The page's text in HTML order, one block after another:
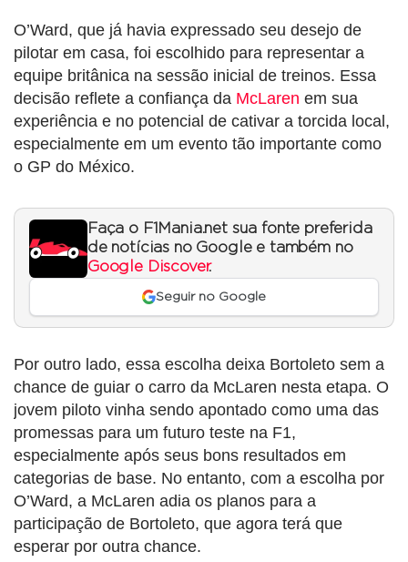
O’Ward, que já havia expressado seu desejo de
pilotar em casa, foi escolhido para representar a
equipe britânica na sessão inicial de treinos. Essa
decisão reflete a confiança da McLaren em sua
experiência e no potencial de cativar a torcida local,
especialmente em um evento tão importante como
o GP do México.
Faça o F1Mania.net sua fonte preferida
de notícias no Google e também no
Google Discover.
Seguir no Google
Por outro lado, essa escolha deixa Bortoleto sem a
chance de guiar o carro da McLaren nesta etapa. O
jovem piloto vinha sendo apontado como uma das
promessas para um futuro teste na F1,
especialmente após seus bons resultados em
categorias de base. No entanto, com a escolha por
O’Ward, a McLaren adia os planos para a
participação de Bortoleto, que agora terá que
esperar por outra chance.